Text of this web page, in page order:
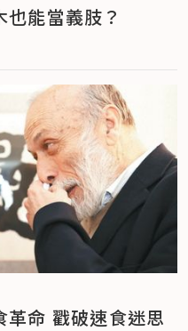
能當義肢？
命 戳破速食迷思